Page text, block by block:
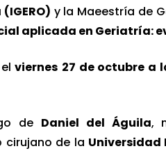
y la Maeestría de
aplicada en Geriatría:
elviernes 27 de octubre a
de Daniel del Águila,
cirujano de la Universidad